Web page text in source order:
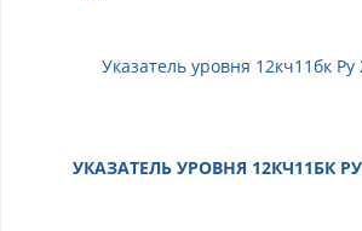
УКАЗАТЕЛЬ УРОВНЯ 12КЧ11БК